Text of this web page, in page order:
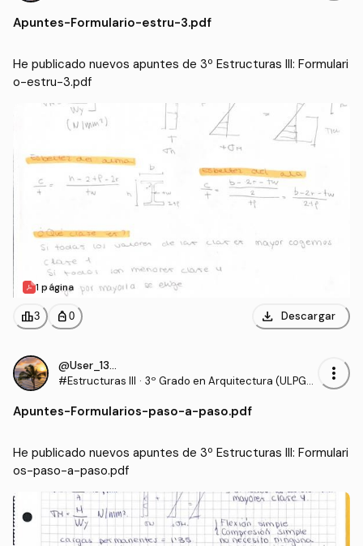
Apuntes-Formulario-estru-3.pdf
He publicado nuevos apuntes de 3º Estructuras III: Formulari
o-estru-3.pdf
1 página
leaderboard3 personal_bag 0 download Descargar
@User_130540
#Estructuras III · 3º Grado en Arquitectura (ULPG
more_vert
Apuntes-Formularios-paso-a-paso.pdf
He publicado nuevos apuntes de 3º Estructuras III: Formulari
os-paso-a-paso.pdf